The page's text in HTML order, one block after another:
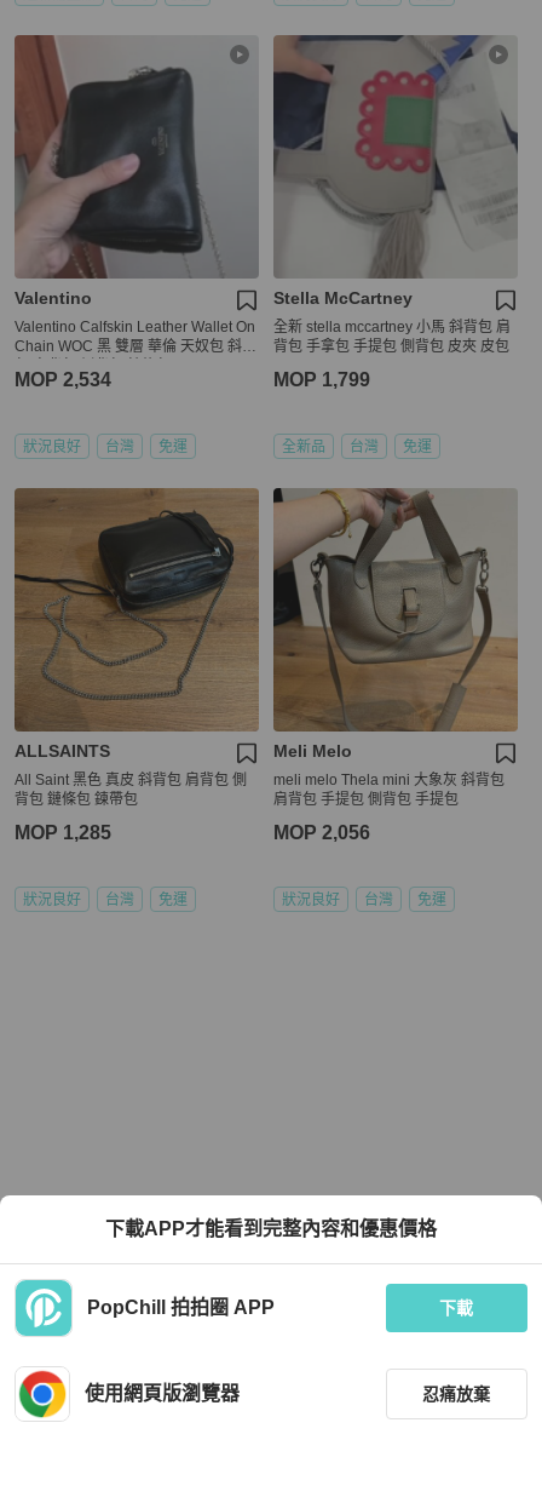
Valentino
Valentino Calfskin Leather Wallet On
Chain WOC 黑 雙層 華倫 天奴包 斜背
MOP 2,534
狀況良好 台灣 免運
Stella McCartney
全新 stella mccartney 小馬 斜背包 肩
背包 手拿包 手提包 側背包 皮夾 皮包
MOP 1,799
全新品 台灣 免運
ALLSAINTS
All Saint 黑色 真皮 斜背包 肩背包 側
背包 鏈條包 鍊帶包
MOP 1,285
狀況良好 台灣 免運
Meli Melo
meli melo Thela mini 大象灰 斜背包
肩背包 手提包 側背包 手提包
MOP 2,056
狀況良好 台灣 免運
下載APP才能看到完整內容和優惠價格
PopChill 拍拍圈 APP 下載
使用網頁版瀏覽器 忍痛放棄